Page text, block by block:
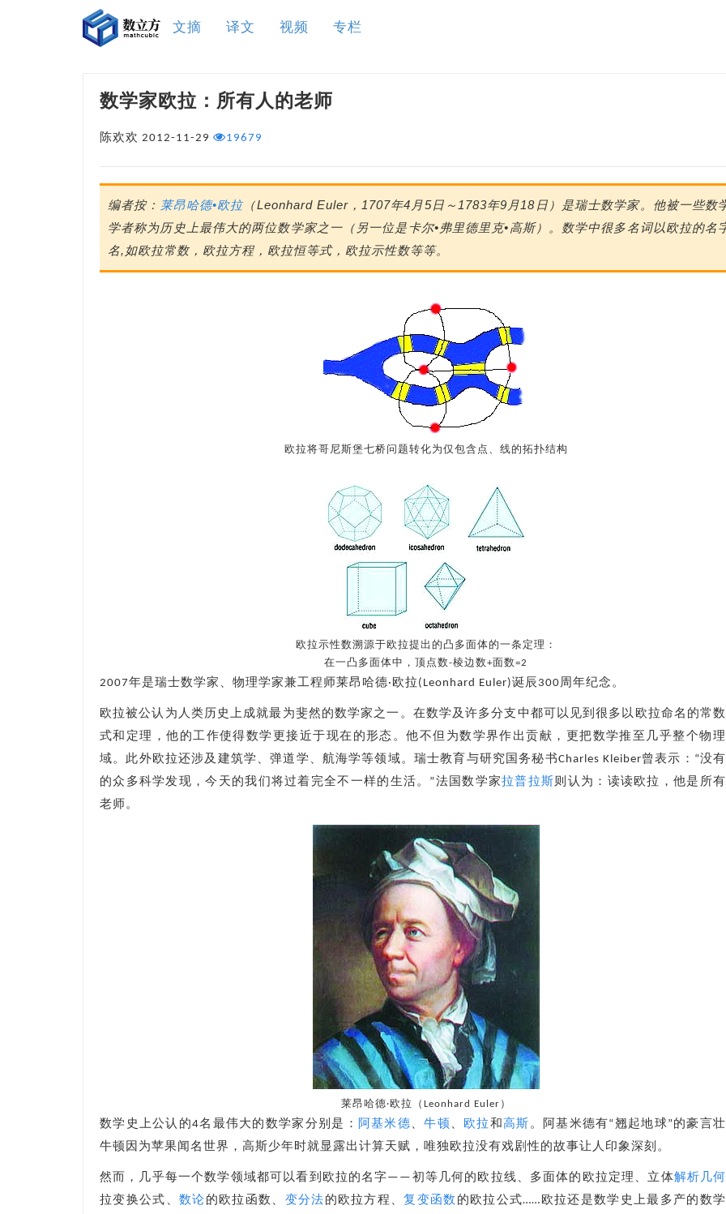
文摘 译文 视频 专栏
数学家欧拉：所有人的老师
陈欢欢 2012-11-29 19679
编者按： 莱昂哈德•欧拉（Leonhard Euler，1707年4月5日～1783年9月18日）是瑞士数学家。他被一些数
学者称为历史上最伟大的两位数学家之一（另一位是卡尔•弗里德里克•高斯）。数学中很多名词以欧拉的名
名,如欧拉常数，欧拉方程，欧拉恒等式，欧拉示性数等等。
欧拉将哥尼斯堡七桥问题转化为仅包含点、线的拓扑结构
欧拉示性数溯源于欧拉提出的凸多面体的一条定理：
在一凸多面体中，顶点数-棱边数+面数=2
2007年是瑞士数学家、物理学家兼工程师莱昂哈德·欧拉(Leonhard Euler)诞辰300周年纪念。
欧拉被公认为人类历史上成就最为斐然的数学家之一。在数学及许多分支中都可以见到很多以欧拉命名的常
式和定理，他的工作使得数学更接近于现在的形态。他不但为数学界作出贡献，更把数学推至几乎整个物
域。此外欧拉还涉及建筑学、弹道学、航海学等领域。瑞士教育与研究国务秘书Charles Kleiber曾表示：“没
的众多科学发现，今天的我们将过着完全不一样的生活。”法国数学家拉普拉斯则认为：读读欧拉，他是所
老师。
莱昂哈德·欧拉（Leonhard Euler）
数学史上公认的4名最伟大的数学家分别是： 阿基米德 、牛顿 、 欧拉和 高斯 。阿基米德有“翘起地球”的豪言壮
牛顿因为苹果闻名世界，高斯少年时就显露出计算天赋，唯独欧拉没有戏剧性的故事让人印象深刻。
然而，几乎每一个数学领域都可以看到欧拉的名字——初等几何的欧拉线、多面体的欧拉定理、立体解析几何
拉变换公式、 数论 的欧拉函数、 变分法 的欧拉方程、复变函数 的欧拉公式……欧拉还是数学史上最多产的数学